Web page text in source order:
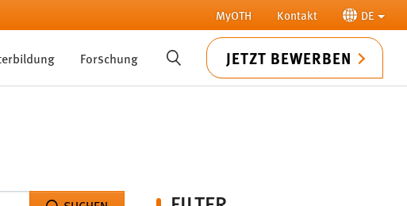
MyOTH Kontakt DE
Forschung SUCHE JETZT BEWERBEN